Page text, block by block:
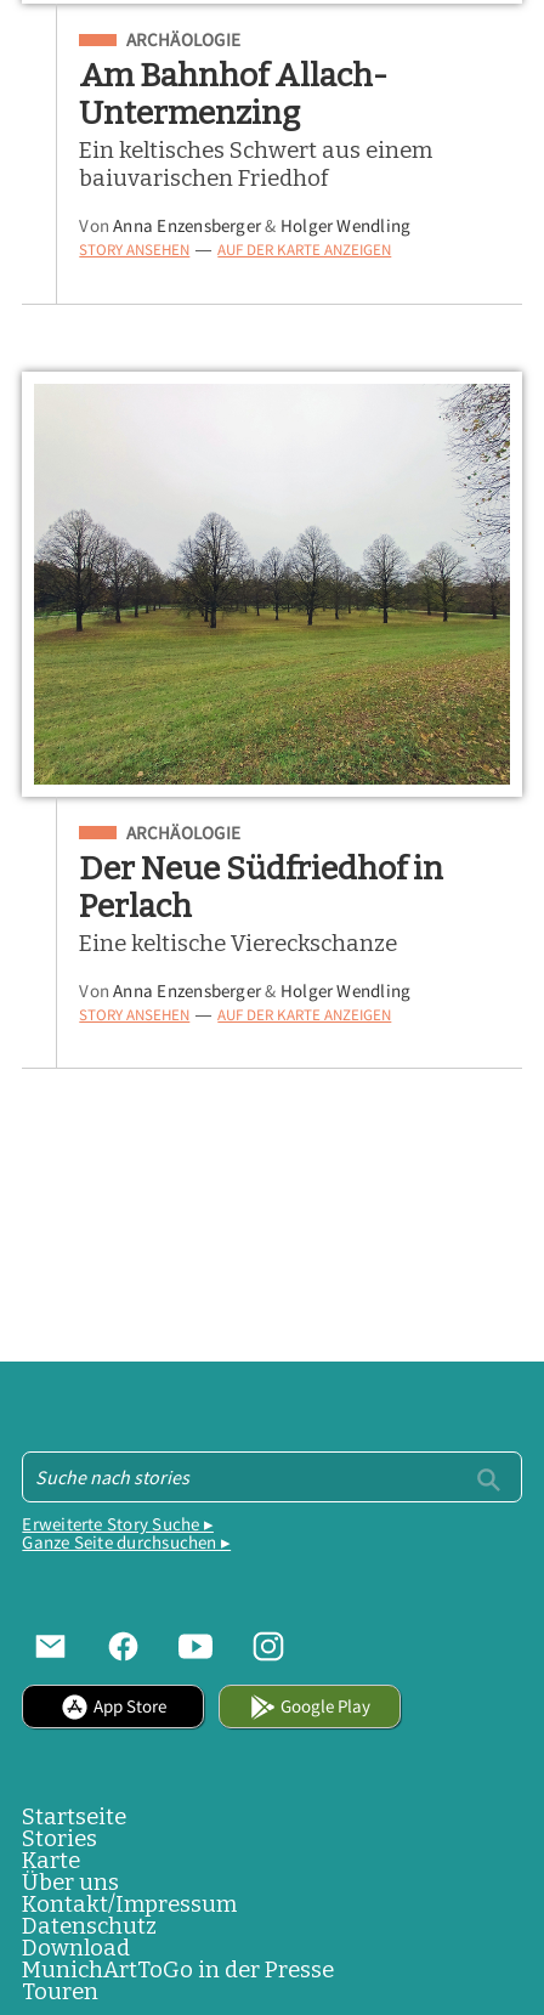
Eingeordnet unter
ARCHÄOLOGIE
Am Bahnhof Allach-
Untermenzing
Ein keltisches Schwert aus einem
baiuvarischen Friedhof
VonAnna Enzensberger& Holger Wendling
STORY ANSEHEN — AUF DER KARTE ANZEIGEN
Eingeordnet unter
ARCHÄOLOGIE
Der Neue Südfriedhof in
Perlach
Eine keltische Viereckschanze
VonAnna Enzensberger& Holger Wendling
STORY ANSEHEN — AUF DER KARTE ANZEIGEN
Erweiterte Story Suche ▸
Ganze Seite durchsuchen ▸
App Store Google Play
Startseite
Stories
Karte
Über uns
Kontakt/Impressum
Datenschutz
Download
MunichArtToGo in der Presse
Touren